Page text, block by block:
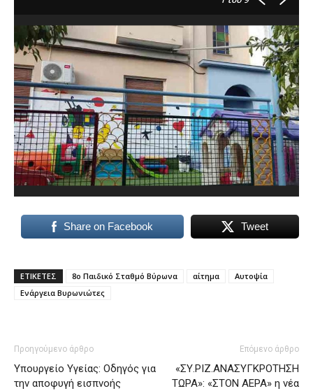
Share on Facebook Tweet
ΕΤΙΚΕΤΕΣ 8ο Παιδικό Σταθμό Βύρωνα αίτημα
Αυτοψία
Ενάργεια Βυρωνιώτες
Προηγούμενο άρθρο
Υπουργείο Υγείας: Οδηγός για
την αποφυγή εισπνοής
Επόμενο άρθρο
«ΣΥ.ΡΙΖ.ΑΝΑΣΥΓΚΡΟΤΗΣΗ
ΤΩΡΑ»: «ΣΤΟΝ ΑΕΡΑ» η νέα